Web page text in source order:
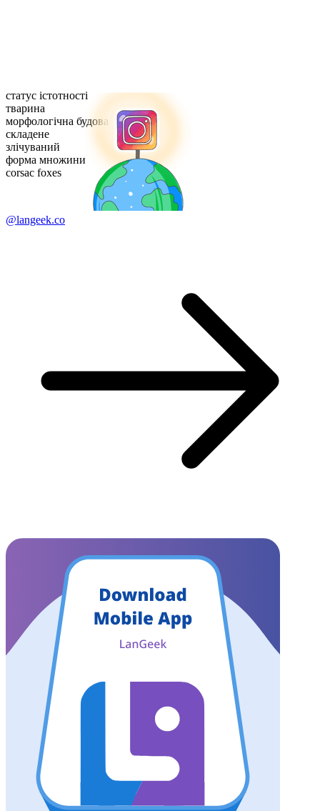
статус істотності
тварина
морфологічна будова
складене
злічуваний
форма множини
corsac foxes
@langeek.co